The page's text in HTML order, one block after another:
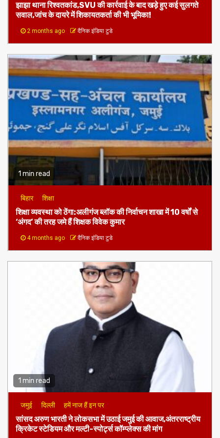
झाझा थाना रिश्वतकांड,SVU की कार्रवाई के बाद खड़े हुए कई सुलगते
सवाल,जांच के दायरे में शिकायतकर्ता की भी भूमिका!
2 months ago दैनिक इंडिया टुडे
1 min read
बिहार शिक्षा
शिक्षा व्यवस्था को ठेंगा:अलीगंज ब्लॉक की निर्वाचन शाखा में 10 वर्षों से
‘अंगद’ की तरह जमे हैं शिक्षक विवेक कुमार
4 months ago दैनिक इंडिया टुडे
1 min read
जमुई दिल्ली हमें नाज हैं इन पर
​सांसद अरुण भारती ने लोकसभा में उठाई जमुई की आवाज,अंतरराष्ट्रीय
क्रिकेट स्टेडियम और मल्टी-स्पोर्ट्स कॉम्प्लेक्स की मांग